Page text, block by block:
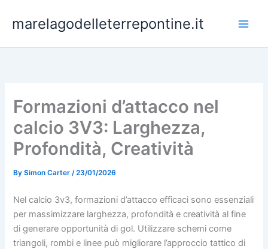
marelagodelleterrepontine.it
Formazioni d’attacco nel
calcio 3V3: Larghezza,
Profondità, Creatività
BySimon Carter/23/01/2026
Nel calcio 3v3, formazioni d’attacco efficaci sono essenziali
per massimizzare larghezza, profondità e creatività al fine
di generare opportunità di gol. Utilizzare schemi come
triangoli, rombi e linee può migliorare l’approccio tattico di